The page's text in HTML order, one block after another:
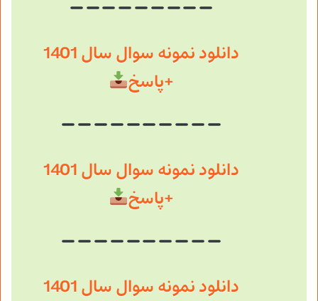
دانلود نمونه سوال سال 1401
+پاسخ
دانلود نمونه سوال سال 1401
+پاسخ
دانلود نمونه سوال سال 1401